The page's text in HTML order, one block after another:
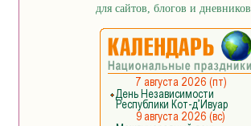
для сайтов, блогов и дневников